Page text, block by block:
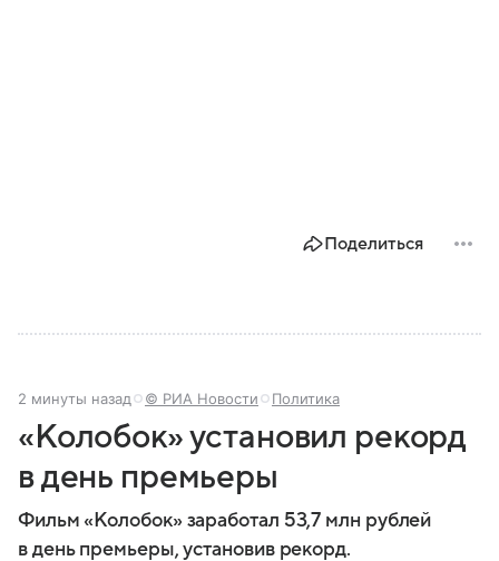
Поделиться
2 минуты назад © РИА Новости Политика
«Колобок» установил рекорд
в день премьеры
Фильм «Колобок» заработал 53,7 млн рублей
в день премьеры, установив рекорд.